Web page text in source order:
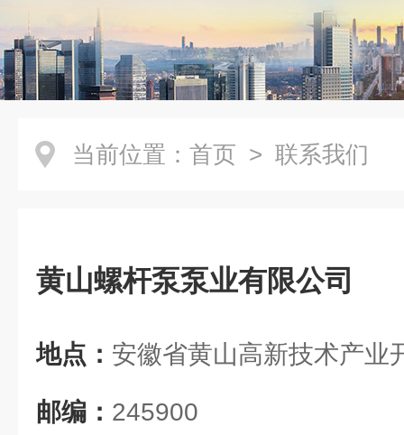
当前位置： 首页 > 联系我们
黄山螺杆泵泵业有限公司
地点： 安徽省黄山高新技术产业
邮编： 245900